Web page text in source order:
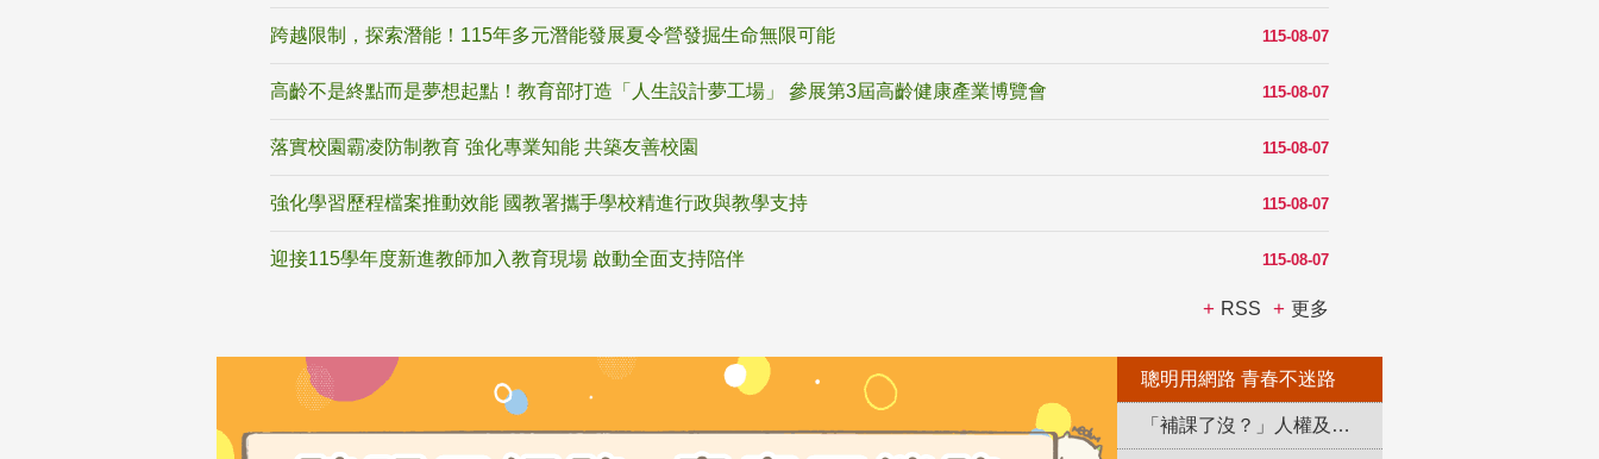
115-08-07
跨越限制，探索潛能！115年多元潛能發展夏令營發掘生命無限可能
115-08-07
高齡不是終點而是夢想起點！教育部打造「人生設計夢工場」 參展第3屆高齡健康產業博覽會
115-08-07
落實校園霸凌防制教育 強化專業知能 共築友善校園
115-08-07
強化學習歷程檔案推動效能 國教署攜手學校精進行政與教學支持
115-08-07
迎接115學年度新進教師加入教育現場 啟動全面支持陪伴
RSS 更多
聰明用網路 青春不迷路
「補課了沒？」人權及轉型正義教育專區